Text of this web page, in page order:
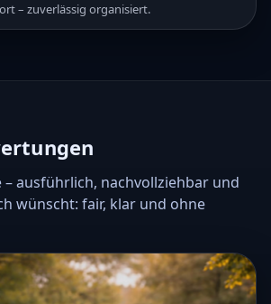
– zuverlässig organisiert.
– ausführlich, nachvollziehbar und
wünscht: fair, klar und ohne